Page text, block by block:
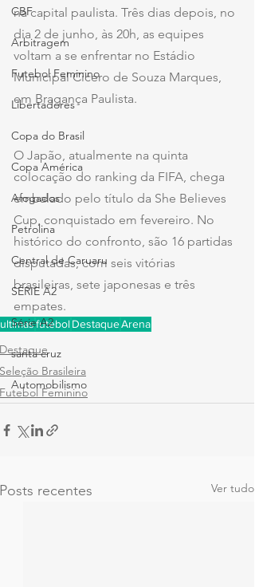
CBF
Arbitragem
Futebol Feminino
Libertadores
Copa do Brasil
Copa América
Afogados
Petrolina
Central de Caruaru
SÉRIE A2
Série A2
santa cruz
Automobilismo
na capital paulista. Três dias depois, no
dia 2 de junho, às 20h, as equipes
voltam a se enfrentar no Estádio
Municipal Cícero de Souza Marques,
em Bragança Paulista.
O Japão, atualmente na quinta
colocação do ranking da FIFA, chega
embalado pelo título da She Believes
Cup, conquistado em fevereiro. No
histórico do confronto, são 16 partidas
disputadas, com seis vitórias
brasileiras, sete japonesas e três
empates.
ultimasfutebol DestaqueArena
Destaque
Seleção Brasileira
Futebol Feminino
Posts recentes Ver tudo